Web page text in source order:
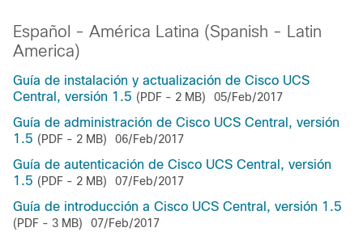
Español - América Latina (Spanish - Latin
America)
Guía de instalación y actualización de Cisco UCS
Central, versión 1.5 (PDF - 2 MB) 05/Feb/2017
Guía de administración de Cisco UCS Central, versión
1.5 (PDF - 2 MB) 06/Feb/2017
Guía de autenticación de Cisco UCS Central, versión
1.5 (PDF - 2 MB) 07/Feb/2017
Guía de introducción a Cisco UCS Central, versión 1.5
(PDF - 3 MB) 07/Feb/2017